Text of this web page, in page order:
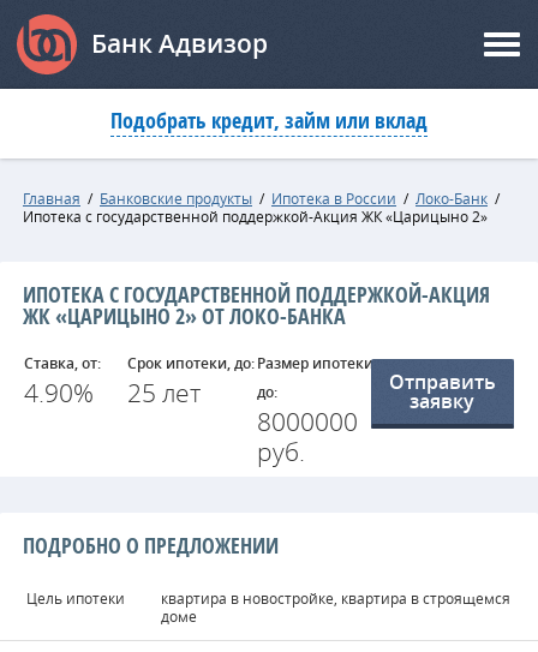
Банк Адвизор
Подобрать кредит, займ или вклад
Главная / Банковские продукты / Ипотека в России / Локо-Банк /
Ипотека с государственной поддержкой-Акция ЖК «Царицыно 2»
ИПОТЕКА С ГОСУДАРСТВЕННОЙ ПОДДЕРЖКОЙ-АКЦИЯ
ЖК «ЦАРИЦЫНО 2» ОТ ЛОКО-БАНКА
Ставка, от:
4.90%
Срок ипотеки, до:
25 лет
Размер ипотеки,
до:
8000000
руб.
Отправить
заявку
ПОДРОБНО О ПРЕДЛОЖЕНИИ
Цель ипотеки
квартира в новостройке, квартира в строящемся
доме